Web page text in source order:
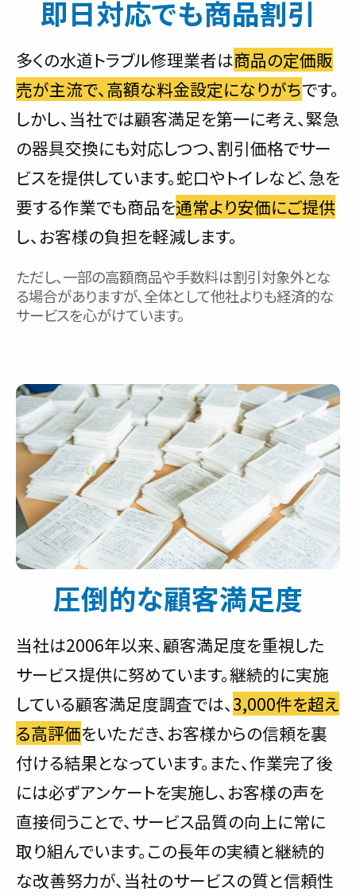
即日対応でも商品割引
多くの水道トラブル修理業者は商品の定価販
売が主流で、高額な料金設定になりがちです。
しかし、当社では顧客満足を第一に考え、緊急
の器具交換にも対応しつつ、割引価格でサー
ビスを提供しています。蛇口やトイレなど、急を
要する作業でも商品を通常より安価にご提供
し、お客様の負担を軽減します。
ただし、一部の高額商品や手数料は割引対象外とな
る場合がありますが、全体として他社よりも経済的な
サービスを心がけています。
圧倒的な顧客満足度
当社は2006年以来、顧客満足度を重視した
サービス提供に努めています。継続的に実施
している顧客満足度調査では、 3,000件を超え
る高評価をいただき、お客様からの信頼を裏
付ける結果となっています。また、作業完了後
には必ずアンケートを実施し、お客様の声を
直接伺うことで、サービス品質の向上に常に
取り組んでいます。この長年の実績と継続的
な改善努力が、当社のサービスの質と信頼性